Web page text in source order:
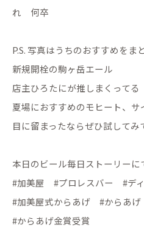
れ 何卒
P.S. 写真はうちのおすすめをま
新規開栓の駒ヶ岳エール
店主ひろたにが推しまくってる
夏場におすすめのモヒート、サ
目に留まったならぜひ試して
本日のビール毎日ストーリーに
#加美屋 #プロレスバー #デ
#加美屋式からあげ #からあげ
#からあげ金賞受賞